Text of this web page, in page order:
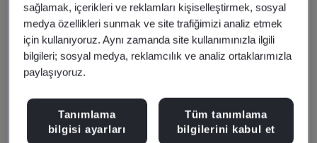
Paylaşın:
IATF 16949:2016
sağlamak, içerikleri ve reklamları kişiselleştirmek, sosyal
medya özellikleri sunmak ve site trafiğimizi analiz etmek
için kullanıyoruz. Aynı zamanda site kullanımınızla ilgili
bilgileri; sosyal medya, reklamcılık ve analiz ortaklarımızla
paylaşıyoruz.
Tanımlama
bilgisi ayarları
Tüm tanımlama
bilgilerini kabul et